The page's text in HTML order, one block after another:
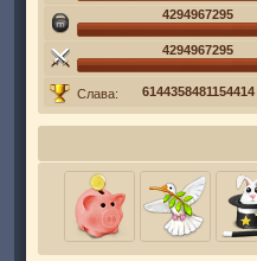
4294967295
4294967295
Слава: 6144358481154414